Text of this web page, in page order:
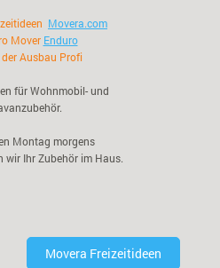
Movera.com
Mover Enduro
der Ausbau Profi
für Wohnmobil- und
Montag morgens
wir Ihr Zubehör im Haus.
Movera Freizeitideen